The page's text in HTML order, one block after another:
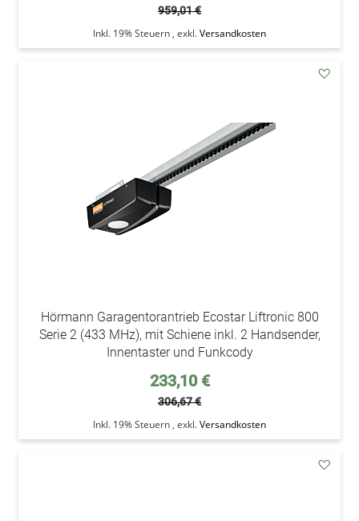
959,01 €
Inkl. 19% Steuern , exkl.Versandkosten
Hörmann Garagentorantrieb Ecostar Liftronic 800
Serie 2 (433 MHz), mit Schiene inkl. 2 Handsender,
Innentaster und Funkcody
Sonderpreis
233,10 €
306,67 €
Inkl. 19% Steuern , exkl.Versandkosten